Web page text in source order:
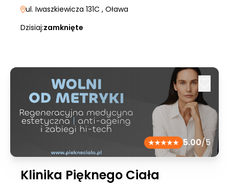
ul. Iwaszkiewicza 131C , Oława
Dzisiaj:zamknięte
5.00/5
Klinika Pięknego Ciała